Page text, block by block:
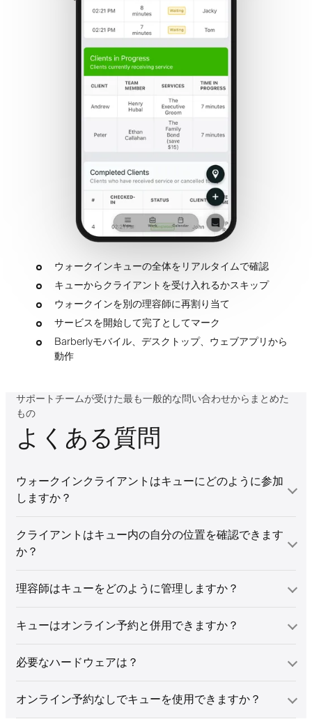
ウォークインキューの全体をリアルタイムで確認
キューからクライアントを受け入れるかスキップ
ウォークインを別の理容師に再割り当て
サービスを開始して完了としてマーク
Barberlyモバイル、デスクトップ、ウェブアプリから
動作
サポートチームが受けた最も一般的な問い合わせからまとめた
もの
よくある質問
ウォークインクライアントはキューにどのように参加
しますか？
クライアントはキュー内の自分の位置を確認できます
か？
理容師はキューをどのように管理しますか？
キューはオンライン予約と併用できますか？
必要なハードウェアは？
オンライン予約なしでキューを使用できますか？